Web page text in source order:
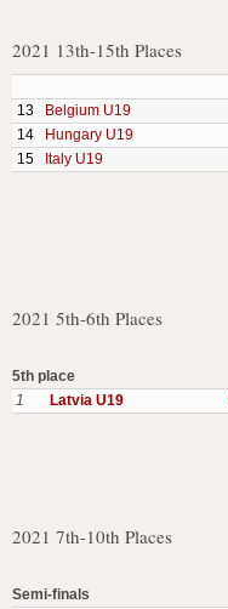
2021 13th-15th Places
13
Belgium U19
14
Hungary U19
15
Italy U19
2021 5th-6th Places
5th place
1
Latvia U19
2021 7th-10th Places
Semi-finals